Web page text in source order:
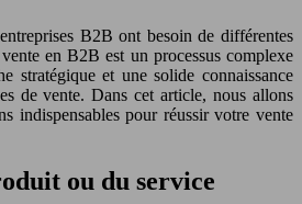
en B2B est un processus complexe
stratégique et une solide connaissance
de vente. Dans cet article, nous allons
indispensables pour réussir votre vente
ou du service